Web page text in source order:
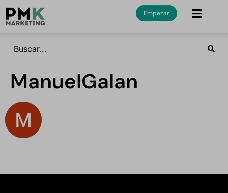
Empezar
ManuelGalan